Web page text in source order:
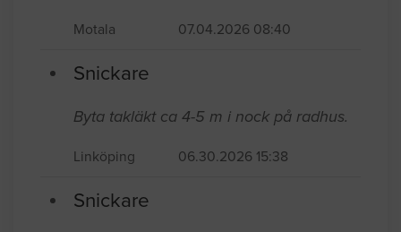
Motala 07.04.2026 08:40
Snickare
Byta takläkt ca 4-5 m i nock på radhus.
Linköping 06.30.2026 15:38
Snickare